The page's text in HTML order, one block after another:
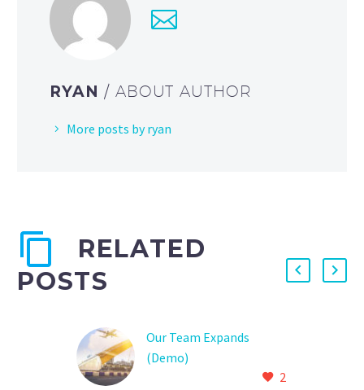
RYAN / ABOUT AUTHOR
More posts by ryan
RELATED
POSTS
Our Team Expands
(Demo)
2